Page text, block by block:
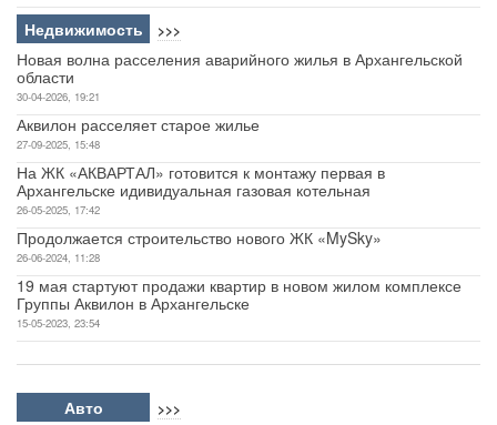
Недвижимость >>>
Новая волна расселения аварийного жилья в Архангельской
области
30-04-2026, 19:21
Аквилон расселяет старое жилье
27-09-2025, 15:48
На ЖК «АКВАРТАЛ» готовится к монтажу первая в
Архангельске идивидуальная газовая котельная
26-05-2025, 17:42
Продолжается строительство нового ЖК «MySky»
26-06-2024, 11:28
19 мая стартуют продажи квартир в новом жилом комплексе
Группы Аквилон в Архангельске
15-05-2023, 23:54
Авто >>>